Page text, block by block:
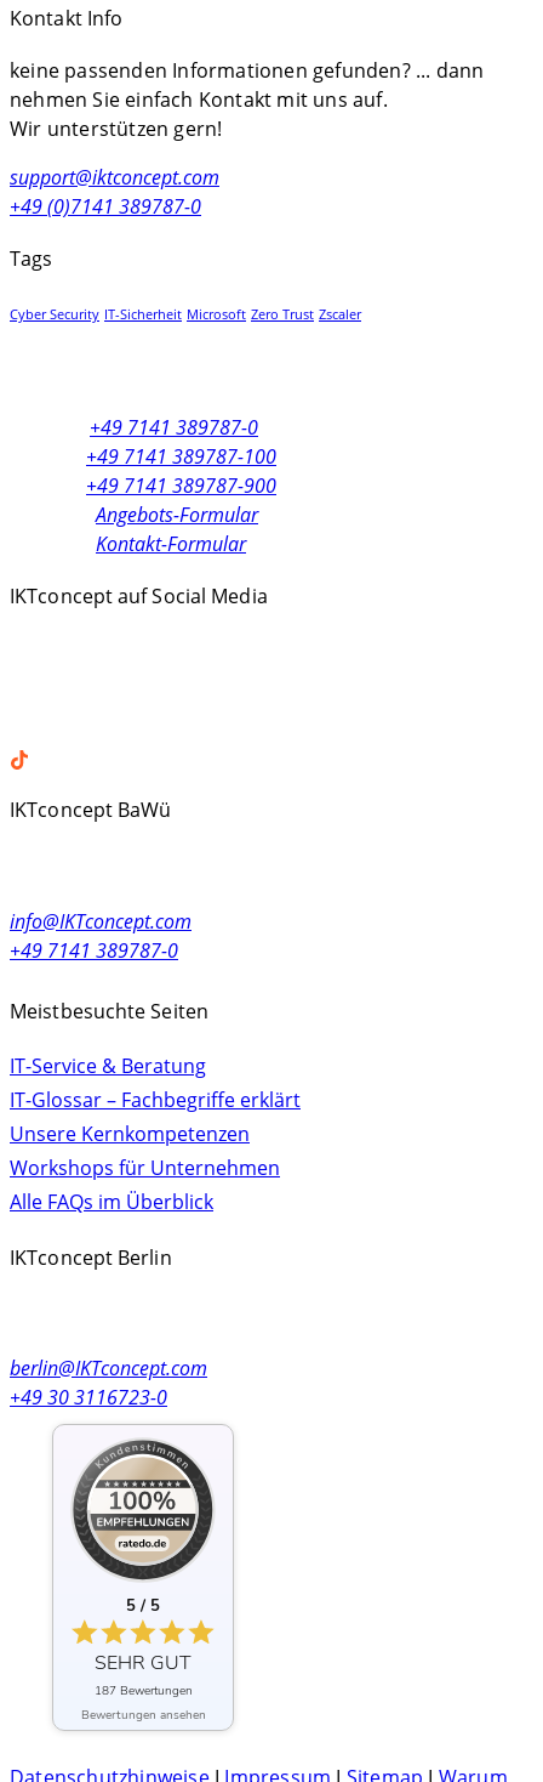
Kontakt Info
keine passenden Informationen gefunden? ... dann
nehmen Sie einfach Kontakt mit uns auf.
Wir unterstützen gern!
support@iktconcept.com
+49 (0)7141 389787-0
Tags
Cyber Security IT-Sicherheit Microsoft Zero Trust Zscaler
+49 7141 389787-0
+49 7141 389787-100
+49 7141 389787-900
Anfragen:Angebots-Formular
Kontakt-Formular
IKTconcept auf Social Media
IKTconcept BaWü
info@IKTconcept.com
+49 7141 389787-0
Meistbesuchte Seiten
IT-Service & Beratung
IT-Glossar – Fachbegriffe erklärt
Unsere Kernkompetenzen
Workshops für Unternehmen
Alle FAQs im Überblick
IKTconcept Berlin
berlin@IKTconcept.com
+49 30 3116723-0
5 / 5
SEHR GUT
187 Bewertungen
Bewertungen ansehen